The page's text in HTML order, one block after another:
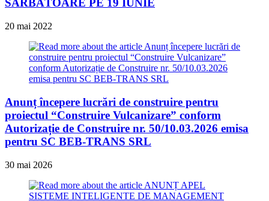
SĂRBĂTOARE PE 19 IUNIE
20 mai 2022
Anunț începere lucrări de construire pentru
proiectul “Construire Vulcanizare” conform
Autorizație de Construire nr. 50/10.03.2026 emisa
pentru SC BEB-TRANS SRL
30 mai 2026